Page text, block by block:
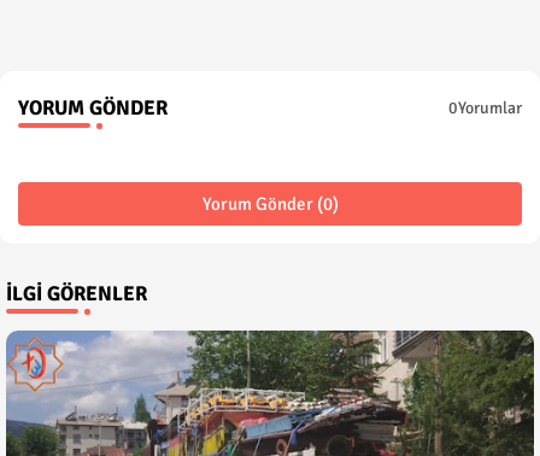
YORUM GÖNDER 0Yorumlar
Yorum Gönder (0)
İLGI GÖRENLER